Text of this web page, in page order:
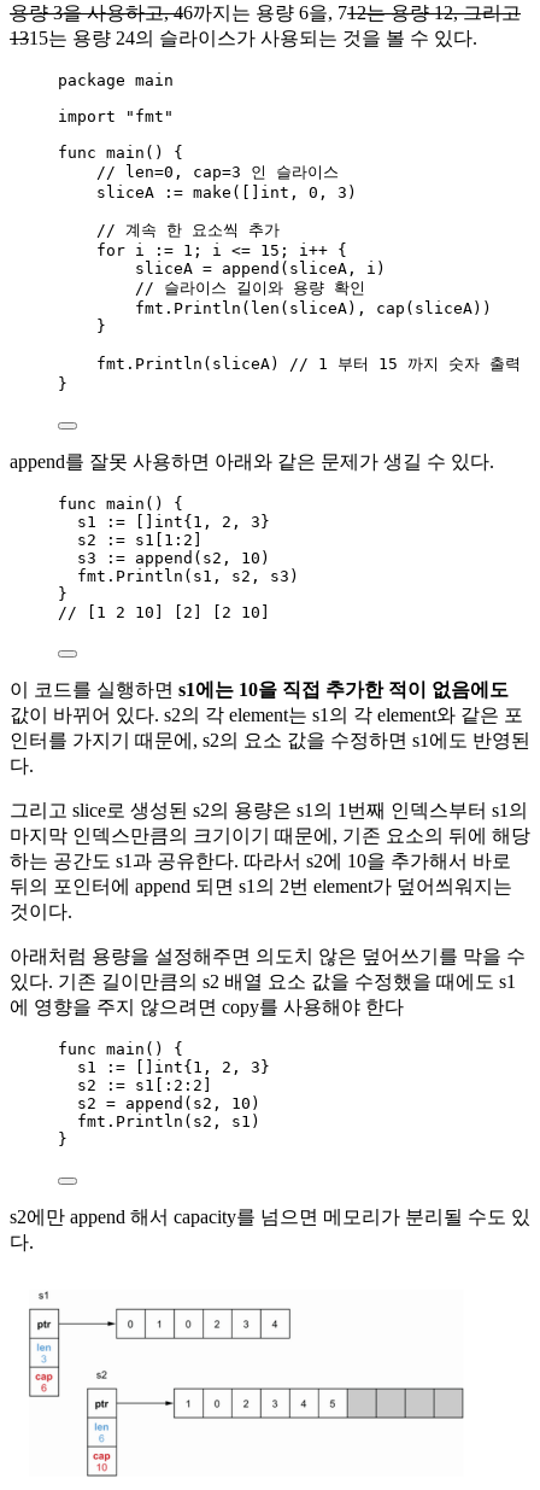
용량 3을 사용하고, 46까지는 용량 6을, 712는 용량 12, 그리고
1315는 용량 24의 슬라이스가 사용되는 것을 볼 수 있다.
package main
import
" fmt "
func main () {
// len=0, cap=3 인 슬라이스
sliceA
:= make ([] int , 0 , 3 )
// 계속 한 요소씩 추가
for i := 1 ; i <= 15 ; i ++ {
sliceA = append ( sliceA , i )
// 슬라이스 길이와 용량 확인
fmt . Println ( len ( sliceA), cap ( sliceA))
}
fmt . Println ( sliceA)
// 1 부터 15 까지 숫자 출력
}
append를 잘못 사용하면 아래와 같은 문제가 생길 수 있다.
func main () {
s1
:= [] int{1 , 2 , 3}
s2
:= s1 [ 1 : 2 ]
s3
:= append ( s2 , 10 )
fmt . Println ( s1 , s2 , s3 )
}
// [1 2 10] [2] [2 10]
이 코드를 실행하면 s1에는 10을 직접 추가한 적이 없음에도
값이 바뀌어 있다. s2의 각 element는 s1의 각 element와 같은 포
인터를 가지기 때문에, s2의 요소 값을 수정하면 s1에도 반영된
다.
그리고 slice로 생성된 s2의 용량은 s1의 1번째 인덱스부터 s1의
마지막 인덱스만큼의 크기이기 때문에, 기존 요소의 뒤에 해당
하는 공간도 s1과 공유한다. 따라서 s2에 10을 추가해서 바로
뒤의 포인터에 append 되면 s1의 2번 element가 덮어씌워지는
것이다.
아래처럼 용량을 설정해주면 의도치 않은 덮어쓰기를 막을 수
있다. 기존 길이만큼의 s2 배열 요소 값을 수정했을 때에도 s1
에 영향을 주지 않으려면 copy를 사용해야 한다
func main () {
s1
:= [] int{1 , 2 , 3}
s2
:= s1 [: 2 : 2 ]
s2 = append ( s2 , 10 )
fmt . Println ( s2 , s1 )
}
s2에만 append 해서 capacity를 넘으면 메모리가 분리될 수도 있
다.